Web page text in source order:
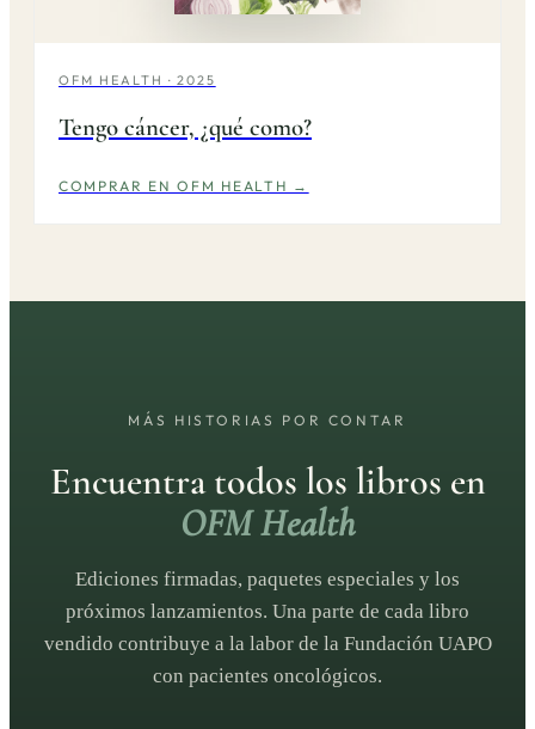
OFM HEALTH · 2025
Tengo cáncer, ¿qué como?
COMPRAR EN OFM HEALTH →
MÁS HISTORIAS POR CONTAR
Encuentra todos los libros en
OFM Health
Ediciones firmadas, paquetes especiales y los
próximos lanzamientos. Una parte de cada libro
vendido contribuye a la labor de la Fundación UAPO
con pacientes oncológicos.